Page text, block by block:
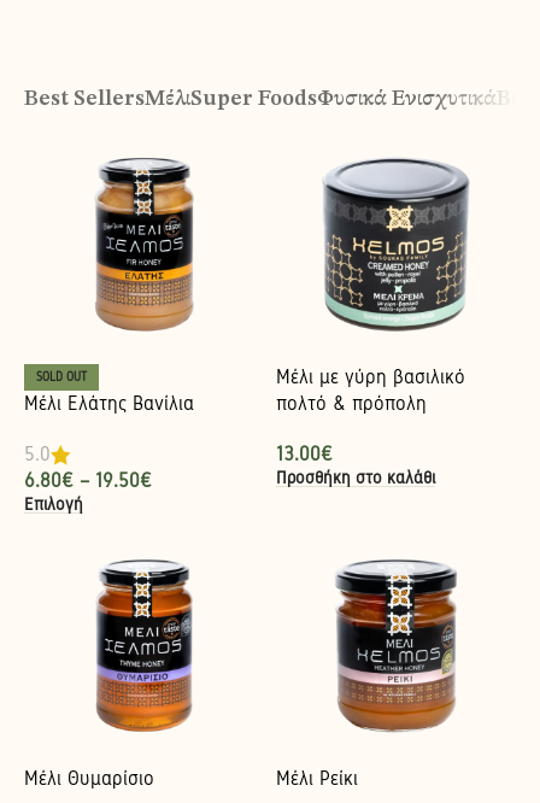
Best SellersΜέλιSuper FoodsΦυσικά Ενισχυτικά
SOLD OUT
Μέλι Ελάτης Βανίλια
5.0
6.80€ – 19.50€
Επιλογή
Μέλι με γύρη βασιλικό
πολτό & πρόπολη
13.00€
Προσθήκη στο καλάθι
Μέλι Θυμαρίσιο Μέλι Ρείκι